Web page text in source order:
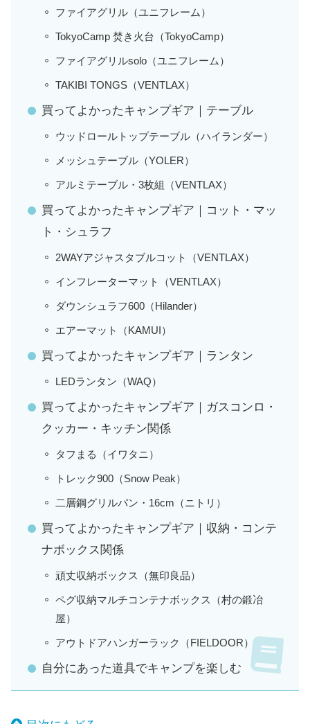
ファイアグリル（ユニフレーム）
TokyoCamp 焚き火台（TokyoCamp）
ファイアグリルsolo（ユニフレーム）
TAKIBI TONGS（VENTLAX）
買ってよかったキャンプギア｜テーブル
ウッドロールトップテーブル（ハイランダー）
メッシュテーブル（YOLER）
アルミテーブル・3枚組（VENTLAX）
買ってよかったキャンプギア｜コット・マッ
ト・シュラフ
2WAYアジャスタブルコット（VENTLAX）
インフレーターマット（VENTLAX）
ダウンシュラフ600（Hilander）
エアーマット（KAMUI）
買ってよかったキャンプギア｜ランタン
LEDランタン（WAQ）
買ってよかったキャンプギア｜ガスコンロ・
クッカー・キッチン関係
タフまる（イワタニ）
トレック900（Snow Peak）
二層鋼グリルパン・16cm（ニトリ）
買ってよかったキャンプギア｜収納・コンテ
ナボックス関係
頑丈収納ボックス（無印良品）
ペグ収納マルチコンテナボックス（村の鍛冶
屋）
アウトドアハンガーラック（FIELDOOR）
自分にあった道具でキャンプを楽しむ